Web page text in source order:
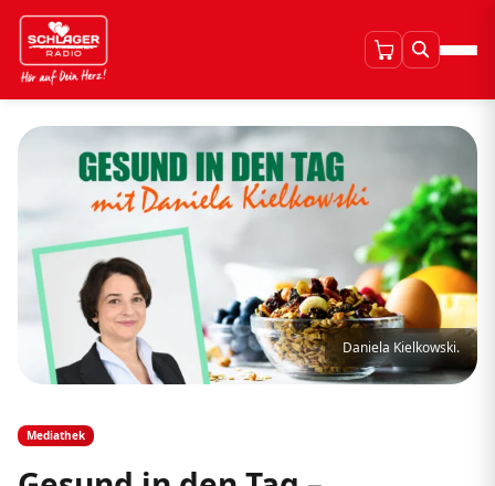
Daniela Kielkowski.
Mediathek